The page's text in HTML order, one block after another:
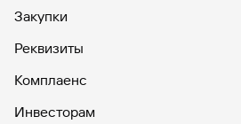
Закупки
Реквизиты
Комплаенс
Инвесторам